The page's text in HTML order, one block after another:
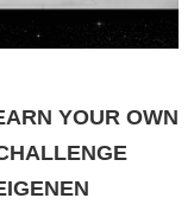
YOUR OWN